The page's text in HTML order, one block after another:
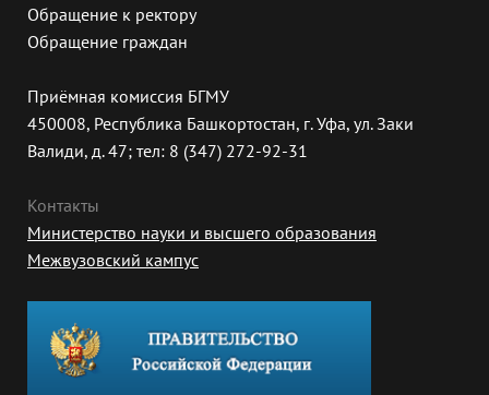
Обращение к ректору
Обращение граждан
Приёмная комиссия БГМУ
450008, Республика Башкортостан, г. Уфа, ул. Заки
Валиди, д. 47; тел: 8 (347) 272-92-31
Контакты
Министерство науки и высшего образования
Межвузовский кампус